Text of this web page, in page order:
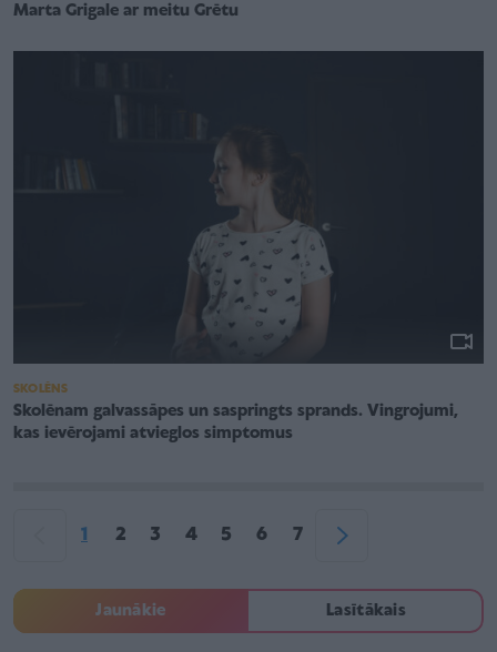
Marta Grigale ar meitu Grētu
SKOLĒNS
Skolēnam galvassāpes un saspringts sprands. Vingrojumi,
kas ievērojami atvieglos simptomus
1 2 3 4 5 6 7
Jaunākie Lasītākais